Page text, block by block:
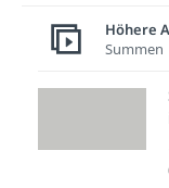
Höhere
Summen